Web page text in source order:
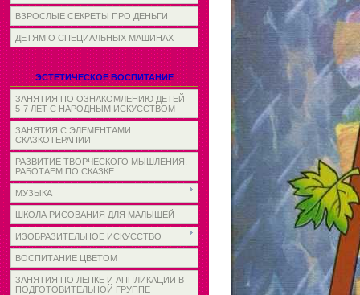
ВЗРОСЛЫЕ СЕКРЕТЫ ПРО ДЕНЬГИ
ДЕТЯМ О СПЕЦИАЛЬНЫХ МАШИНАХ
ЭСТЕТИЧЕСКОЕ ВОСПИТАНИЕ
ЗАНЯТИЯ ПО ОЗНАКОМЛЕНИЮ ДЕТЕЙ
5-7 ЛЕТ С НАРОДНЫМ ИСКУССТВОМ
ЗАНЯТИЯ С ЭЛЕМЕНТАМИ
СКАЗКОТЕРАПИИ
РАЗВИТИЕ ТВОРЧЕСКОГО МЫШЛЕНИЯ.
РАБОТАЕМ ПО СКАЗКЕ
МУЗЫКА
ШКОЛА РИСОВАНИЯ ДЛЯ МАЛЫШЕЙ
ИЗОБРАЗИТЕЛЬНОЕ ИСКУССТВО
ВОСПИТАНИЕ ЦВЕТОМ
ЗАНЯТИЯ ПО ЛЕПКЕ И АППЛИКАЦИИ В
ПОДГОТОВИТЕЛЬНОЙ ГРУППЕ